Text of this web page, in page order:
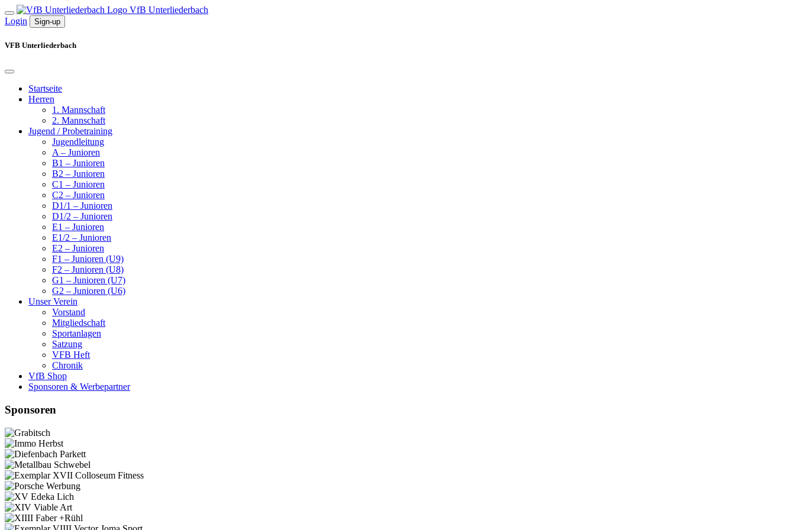
VfB Unterliederbach
Login
Sign-up
VFB Unterliederbach
Startseite
Herren
1. Mannschaft
2. Mannschaft
Jugend / Probetraining
Jugendleitung
A – Junioren
B1 – Junioren
B2 – Junioren
C1 – Junioren
C2 – Junioren
D1/1 – Junioren
D1/2 – Junioren
E1 – Junioren
E1/2 – Junioren
E2 – Junioren
F1 – Junioren (U9)
F2 – Junioren (U8)
G1 – Junioren (U7)
G2 – Junioren (U6)
Unser Verein
Vorstand
Mitgliedschaft
Sportanlagen
Satzung
VFB Heft
Chronik
VfB Shop
Sponsoren & Werbepartner
Sponsoren